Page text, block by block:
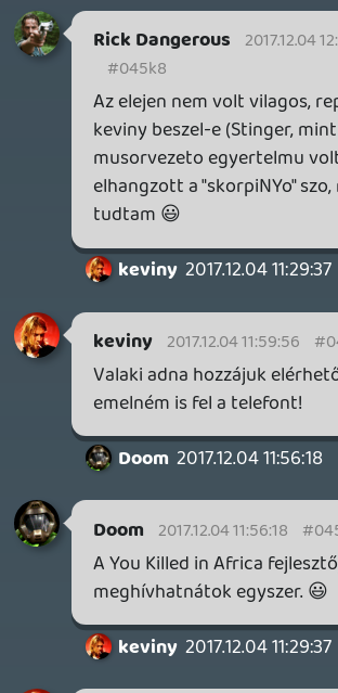
Stinger 2017.12.03 23:35:55
2017.12.04 05:04:52 #045jz
Ismét jó volt hallgatni Titeket! ; ]
2017.12.04 02:03:51
Mondjuk az sem igaz hogy a Sony elrúgta
teljesen az előző gent,csodásan megy a PS
dolog,számomra a 16 bites érán kívül
minden szarul öregszik.
Mondjuk ha írsz az jobb keviny.:D
Stinger 2017.12.03 23:35:55 #045jw
😉
Btw, az Amiga szekcióhoz, amiről
beszéltünk (vigyázz, Meltdown-gyanús!